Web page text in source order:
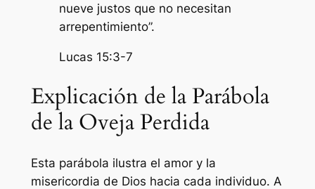
nueve justos que no necesitan
arrepentimiento”.
Lucas 15:3-7
Explicación de la Parábola
de la Oveja Perdida
Esta parábola ilustra el amor y la
misericordia de Dios hacia cada individuo. A